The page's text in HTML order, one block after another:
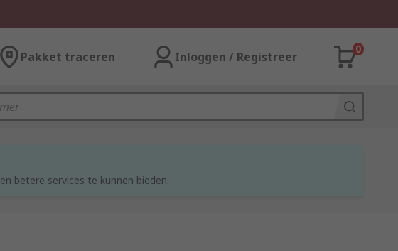
Pakket traceren Inloggen / Registreer
0
betere services te kunnen bieden.